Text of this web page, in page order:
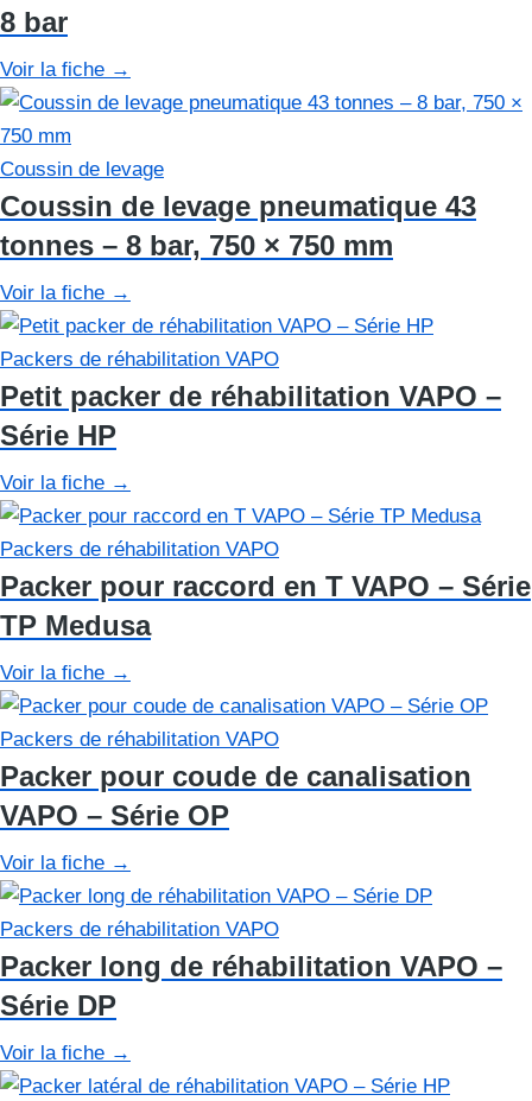
8 bar
Voir la fiche →
Coussin de levage
Coussin de levage pneumatique 43
tonnes – 8 bar, 750 × 750 mm
Voir la fiche →
Packers de réhabilitation VAPO
Petit packer de réhabilitation VAPO –
Série HP
Voir la fiche →
Packers de réhabilitation VAPO
Packer pour raccord en T VAPO – Série
TP Medusa
Voir la fiche →
Packers de réhabilitation VAPO
Packer pour coude de canalisation
VAPO – Série OP
Voir la fiche →
Packers de réhabilitation VAPO
Packer long de réhabilitation VAPO –
Série DP
Voir la fiche →